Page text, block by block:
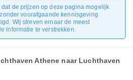
de prijzen op deze pagina mogelijk
voorafgaande kennisgeving
Wij streven ernaar de meest
informatie te verstrekken.
Athene naar Luchthaven